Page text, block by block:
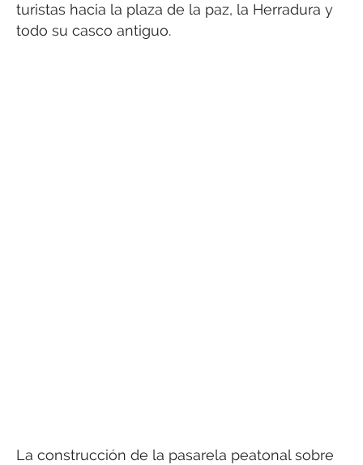
turistas hacia la plaza de la paz, la Herradura y
todo su casco antiguo.
La construcción de la pasarela peatonal sobre